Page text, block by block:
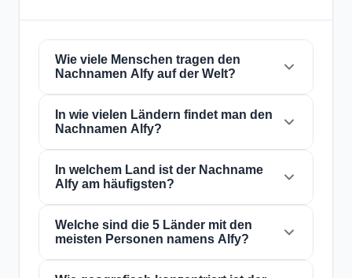
Wie viele Menschen tragen den
Nachnamen Alfy auf der Welt?
Derzeit gibt es weltweit etwa13.975
Personenmit dem Nachnamen
bedeutet, dass etwa 1 von572,451 Personen
auf der Welt diesen Nachnamen trägt. Er ist in
28 Ländernpräsent, was seine globale
Verbreitung widerspiegelt.
In wie vielen Ländern findet man den
Nachnamen Alfy?
Der NachnameAlfy ist in28 Ländernauf der
ganzen Welt präsent. Dies klassifiziert ihn als
einen Nachnamen mitlokalReichweite. Seine
Präsenz in mehreren Ländern weist auf
historische Migrations- und
Familiendispersionsmuster über die
In welchem Land ist der Nachname
Alfy am häufigsten?
Der NachnameAlfyist am häufigsten in
Ägypten, wo ihn etwa13.210 Personen
tragen. Dies entspricht94.5%der weltweiten
Welche sind die 5 Länder mit den
meisten Personen namens Alfy?